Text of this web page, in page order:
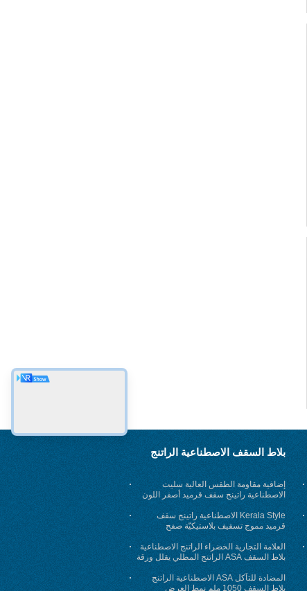
بلاط السقف الاصطناعية الراتنج
إضافية مقاومة الطقس العالية سليت
الاصطناعية راتينج سقف قرميد أصفر اللون
Kerala Style الاصطناعية راتينج سقف
قرميد مموج تسقيف بلاستيكيّة صفح
العلامة التجارية الخضراء الراتنج الاصطناعية
بلاط السقف ASA الراتنج المطلي يقلل ورقة
بلاستيكية
المضادة للتآكل ASA الاصطناعية الراتنج
بلاط السقف 1050 ملم نمط العرض